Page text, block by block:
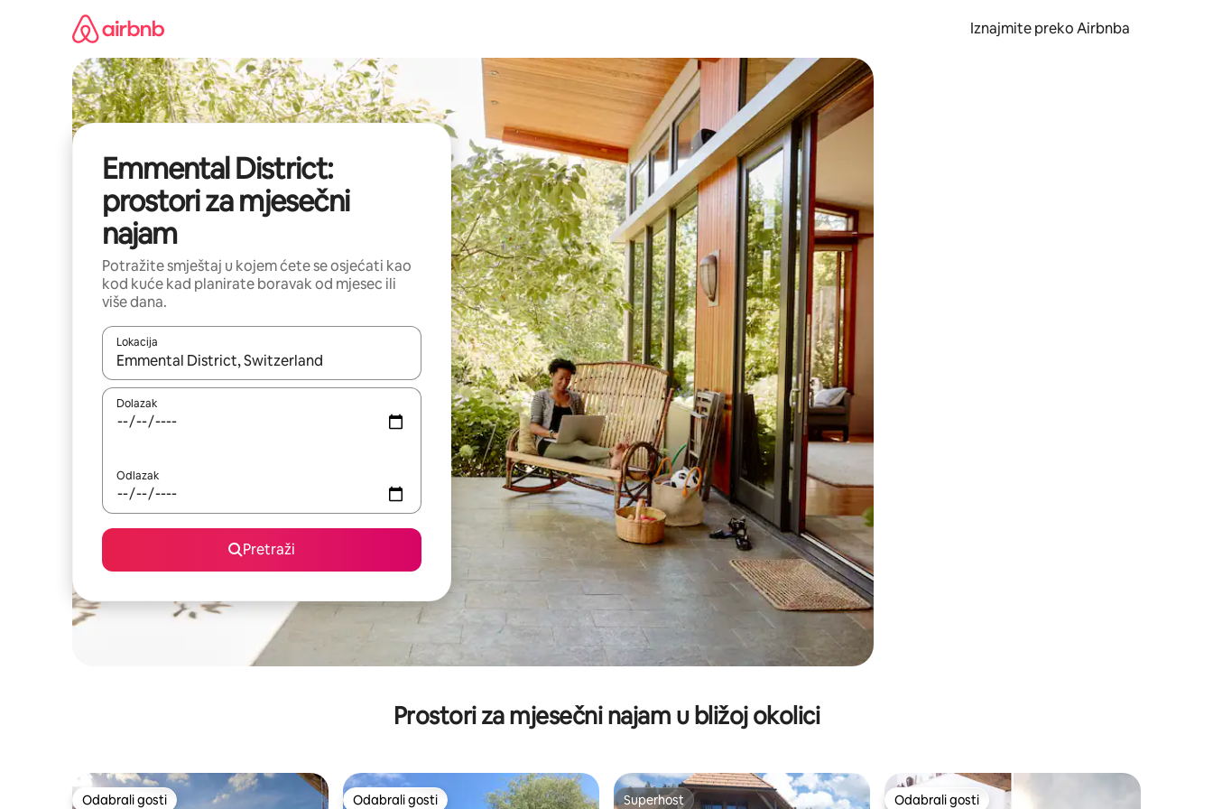
Iznajmite preko Airbnba
Emmental District:
prostori za mjesečni
najam
Potražite smještaj u kojem ćete se osjećati kao
kod kuće kad planirate boravak od mjesec ili
više dana.
Lokacija
Kada budu dostupni rezultati, moći ćete ih pregledati koristeći se strelicama prema gore i prema dolje, kao i dodirom ili prelaskom prstom po zaslonu.
Dolazak
Odlazak
Pretraži
Prostori za mjesečni najam u bližoj okolici
Odabrali gosti Odabrali gosti Superhost Odabrali gosti